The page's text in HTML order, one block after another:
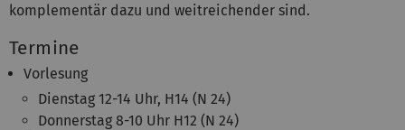
komplementär dazu und weitreichender sind.
Termine
Vorlesung
Dienstag 12-14 Uhr, H14 (N 24)
Donnerstag 8-10 Uhr H12 (N 24)